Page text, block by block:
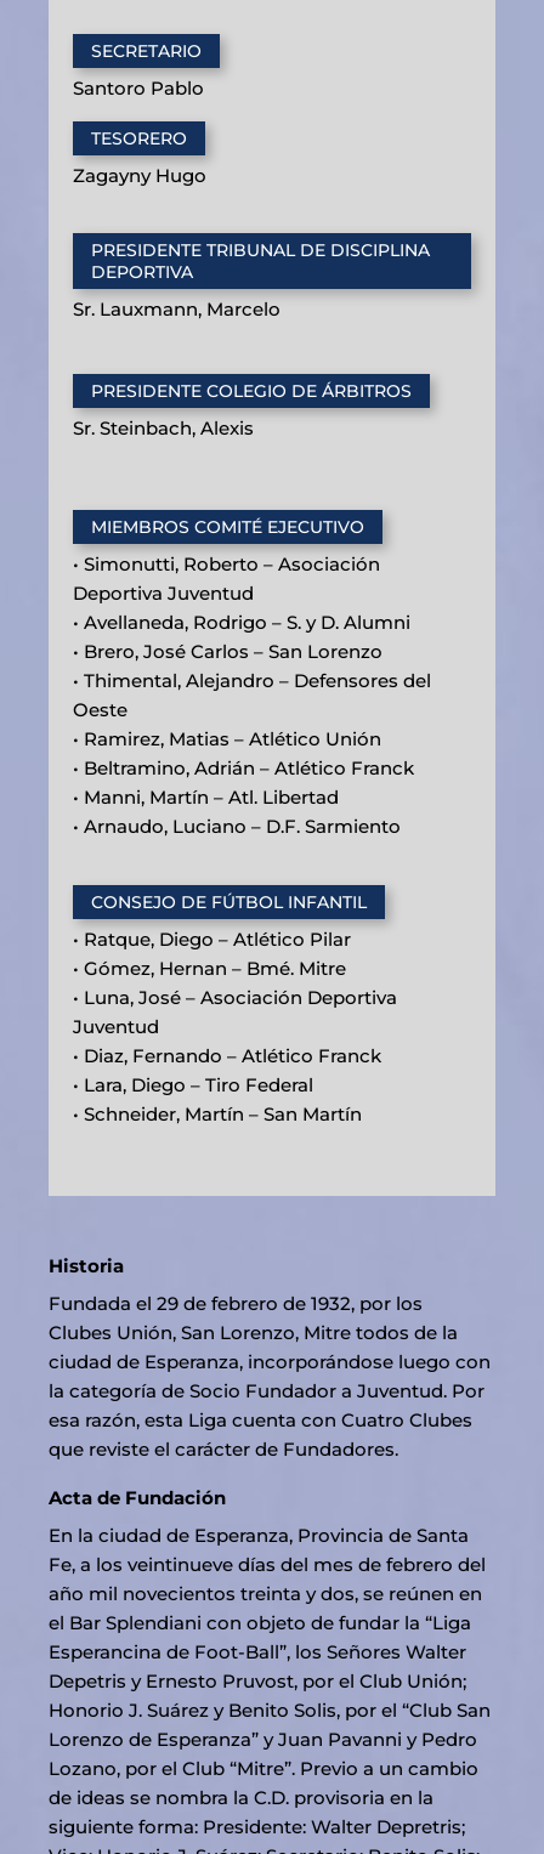
SECRETARIO
Santoro Pablo
TESORERO
Zagayny Hugo
PRESIDENTE TRIBUNAL DE DISCIPLINA
DEPORTIVA
Sr. Lauxmann, Marcelo
PRESIDENTE COLEGIO DE ÁRBITROS
Sr. Steinbach, Alexis
MIEMBROS COMITÉ EJECUTIVO
• Simonutti, Roberto – Asociación
Deportiva Juventud
• Avellaneda, Rodrigo – S. y D. Alumni
• Brero, José Carlos – San Lorenzo
• Thimental, Alejandro – Defensores del
Oeste
• Ramirez, Matias – Atlético Unión
• Beltramino, Adrián – Atlético Franck
• Manni, Martín – Atl. Libertad
• Arnaudo, Luciano – D.F. Sarmiento
CONSEJO DE FÚTBOL INFANTIL
• Ratque, Diego – Atlético Pilar
• Gómez, Hernan – Bmé. Mitre
• Luna, José – Asociación Deportiva
Juventud
• Diaz, Fernando – Atlético Franck
• Lara, Diego – Tiro Federal
• Schneider, Martín – San Martín
Historia
Fundada el 29 de febrero de 1932, por los
Clubes Unión, San Lorenzo, Mitre todos de la
ciudad de Esperanza, incorporándose luego con
la categoría de Socio Fundador a Juventud. Por
esa razón, esta Liga cuenta con Cuatro Clubes
que reviste el carácter de Fundadores.
Acta de Fundación
En la ciudad de Esperanza, Provincia de Santa
Fe, a los veintinueve días del mes de febrero del
año mil novecientos treinta y dos, se reúnen en
el Bar Splendiani con objeto de fundar la “Liga
Esperancina de Foot-Ball”, los Señores Walter
Depetris y Ernesto Pruvost, por el Club Unión;
Honorio J. Suárez y Benito Solis, por el “Club San
Lorenzo de Esperanza” y Juan Pavanni y Pedro
Lozano, por el Club “Mitre”. Previo a un cambio
de ideas se nombra la C.D. provisoria en la
siguiente forma: Presidente: Walter Depretris;